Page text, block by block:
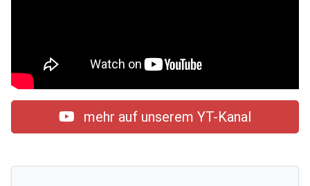
mehr auf unserem YT-Kanal